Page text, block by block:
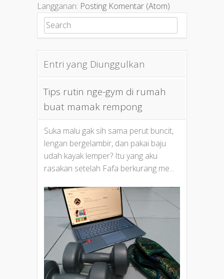
Langganan: Posting Komentar (Atom)
Search for:
Entri yang Diunggulkan
Tips rutin nge-gym di rumah
buat mamak rempong
Suka malu gak sih sama perut buncit,
lengan bergelambir, dan pakai baju
udah kayak lemper? Itu yang aku
rasakan setelah Fafa berkurang me...